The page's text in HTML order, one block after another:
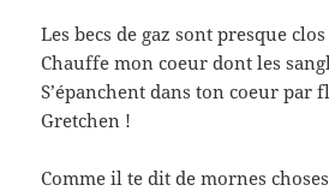
Les becs de gaz sont presque clos
Chauffe mon coeur dont les
S’épanchent dans ton coeur par
Gretchen !
Comme il te dit de mornes